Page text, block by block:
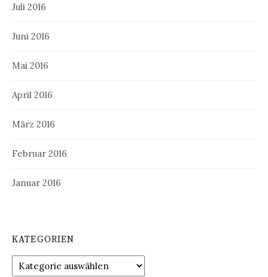
Juli 2016
Juni 2016
Mai 2016
April 2016
März 2016
Februar 2016
Januar 2016
KATEGORIEN
Kategorien